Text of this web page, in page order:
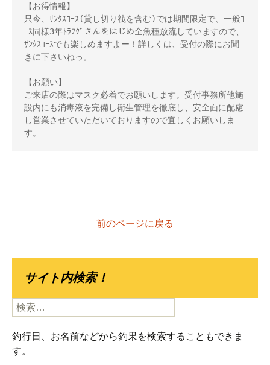
【お得情報】
只今、ｻﾝｸｽｺｰｽ(貸し切り筏を含む)では期間限定で、一般ｺ
ｰｽ同様3年ﾄﾗﾌｸﾞさんをはじめ全魚種放流していますので、
ｻﾝｸｽｺｰｽでも楽しめますよー！詳しくは、受付の際にお聞
きに下さいねっ。
【お願い】
ご来店の際はマスク必着でお願いします。受付事務所他施
設内にも消毒液を完備し衛生管理を徹底し、安全面に配慮
し営業させていただいておりますので宜しくお願いしま
す。
前のページに戻る
サイト内検索！
検
索:
釣行日、お名前などから釣果を検索することもできま
す。